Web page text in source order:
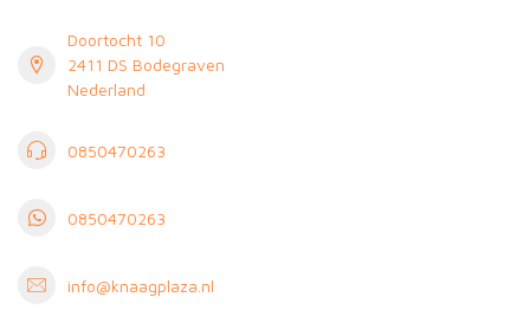
Doortocht 10
2411 DS Bodegraven
Nederland
0850470263
0850470263
info@knaagplaza.nl